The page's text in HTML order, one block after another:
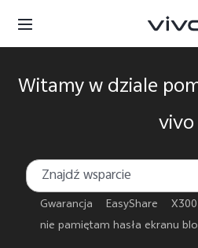
Witamy w dziale
vivo
Gwarancja EasyShare
nie pamiętam hasła ekranu